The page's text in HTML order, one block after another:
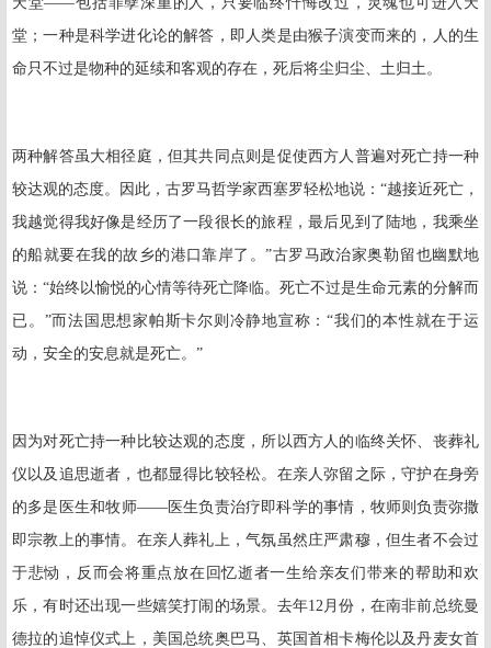
堂；一种是科学进化论的解答，即人类是由猴子演变而来的，人的生
命只不过是物种的延续和客观的存在，死后将尘归尘、土归土。
两种解答虽大相径庭，但其共同点则是促使西方人普遍对死亡持一种
较达观的态度。因此，古罗马哲学家西塞罗轻松地说：“越接近死亡，
我越觉得我好像是经历了一段很长的旅程，最后见到了陆地，我乘坐
的船就要在我的故乡的港口靠岸了。”古罗马政治家奥​勒​留也幽默地
说：“始终以愉悦的心情等待死亡降临。死亡不过是生命元素的分解而
已。”而法国思想家帕斯卡尔则冷静地宣称：“我们的本性就在于运
动，安全的安息就是死亡。”
因为对死亡持一种比较达观的态度，所以西方人的临终关怀、丧葬礼
仪以及追思逝者，也都显得比较轻松。在亲人弥留之际，守护在身旁
的多是医生和牧师——医生负责治疗即科学的事情，牧师则负责弥撒
即宗教上的事情。在亲人葬礼上，气氛虽然庄严肃穆，但生者不会过
于悲恸，反而会将重点放在回忆逝者一生给亲友们带来的帮助和欢
乐，有时还出现一些嬉笑打闹的场景。去年12月份，在南非前总统曼
德拉的追悼仪式上，美国总统奥巴马、英国首相卡梅伦以及丹麦女首